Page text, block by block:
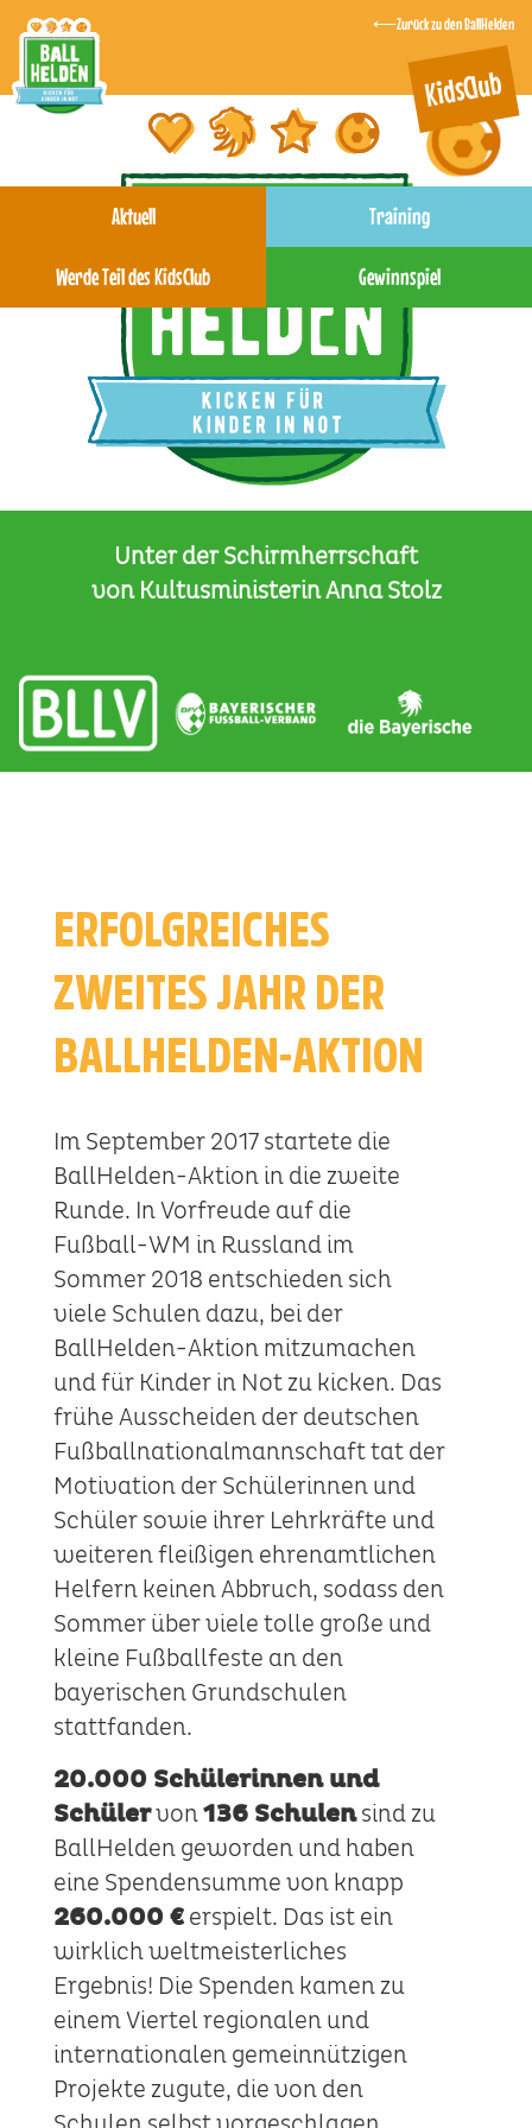
Zurück zu den BallHelden
Aktuell Training
Werde Teil des KidsClub Gewinnspiel
KidsClub
Unter der Schirmherrschaft
von Kultusministerin Anna Stolz
ERFOLGREICHES
ZWEITES JAHR DER
BALLHELDEN-AKTION
Im September 2017 startete die
BallHelden-Aktion in die zweite
Runde. In Vorfreude auf die
Fußball-WM in Russland im
Sommer 2018 entschieden sich
viele Schulen dazu, bei der
BallHelden-Aktion mitzumachen
und für Kinder in Not zu kicken. Das
frühe Ausscheiden der deutschen
Fußballnationalmannschaft tat der
Motivation der Schülerinnen und
Schüler sowie ihrer Lehrkräfte und
weiteren fleißigen ehrenamtlichen
Helfern keinen Abbruch, sodass den
Sommer über viele tolle große und
kleine Fußballfeste an den
bayerischen Grundschulen
stattfanden.
20.000 Schülerinnen und
Schülervon 136 Schulensind zu
BallHelden geworden und haben
eine Spendensumme von knapp
260.000 €erspielt. Das ist ein
wirklich weltmeisterliches
Ergebnis! Die Spenden kamen zu
einem Viertel regionalen und
internationalen gemeinnützigen
Projekte zugute, die von den